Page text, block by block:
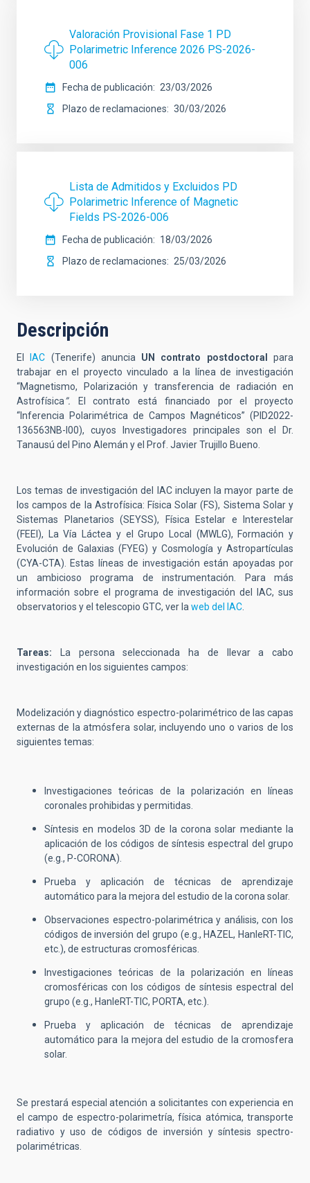
Valoración Provisional Fase 1 PD
Polarimetric Inference 2026 PS-2026-
006
Fecha de publicación
23/03/2026
Plazo de reclamaciones
30/03/2026
Lista de Admitidos y Excluidos PD
Polarimetric Inference of Magnetic
Fields PS-2026-006
Fecha de publicación
18/03/2026
Plazo de reclamaciones
25/03/2026
Descripción
El IAC (Tenerife) anuncia UN contrato postdoctoral para
trabajar en el proyecto vinculado a la línea de investigación
“Magnetismo, Polarización y transferencia de radiación en
Astrofísica”. El contrato está financiado por el proyecto
“Inferencia Polarimétrica de Campos Magnéticos” (PID2022-
136563NB-I00), cuyos Investigadores principales son el Dr.
Tanausú del Pino Alemán y el Prof. Javier Trujillo Bueno.
Los temas de investigación del IAC incluyen la mayor parte de
los campos de la Astrofísica: Física Solar (FS), Sistema Solar y
Sistemas Planetarios (SEYSS), Física Estelar e Interestelar
(FEEI), La Vía Láctea y el Grupo Local (MWLG), Formación y
Evolución de Galaxias (FYEG) y Cosmología y Astropartículas
(CYA-CTA). Estas líneas de investigación están apoyadas por
un ambicioso programa de instrumentación. Para más
información sobre el programa de investigación del IAC, sus
observatorios y el telescopio GTC, ver la web del IAC
Tareas: La persona seleccionada ha de llevar a cabo
investigación en los siguientes campos:
Modelización y diagnóstico espectro-polarimétrico de las capas
externas de la atmósfera solar, incluyendo uno o varios de los
siguientes temas:
Investigaciones teóricas de la polarización en líneas
coronales prohibidas y permitidas.
Síntesis en modelos 3D de la corona solar mediante la
aplicación de los códigos de síntesis espectral del grupo
(e.g., P-CORONA).
Prueba y aplicación de técnicas de aprendizaje
automático para la mejora del estudio de la corona solar.
Observaciones espectro-polarimétrica y análisis, con los
códigos de inversión del grupo (e.g., HAZEL, HanleRT-TIC,
etc.), de estructuras cromosféricas.
Investigaciones teóricas de la polarización en líneas
cromosféricas con los códigos de síntesis espectral del
grupo (e.g., HanleRT-TIC, PORTA, etc.).
Prueba y aplicación de técnicas de aprendizaje
automático para la mejora del estudio de la cromosfera
solar.
Se prestará especial atención a solicitantes con experiencia en
el campo de espectro-polarimetría, física atómica, transporte
radiativo y uso de códigos de inversión y síntesis spectro-
polarimétricas.